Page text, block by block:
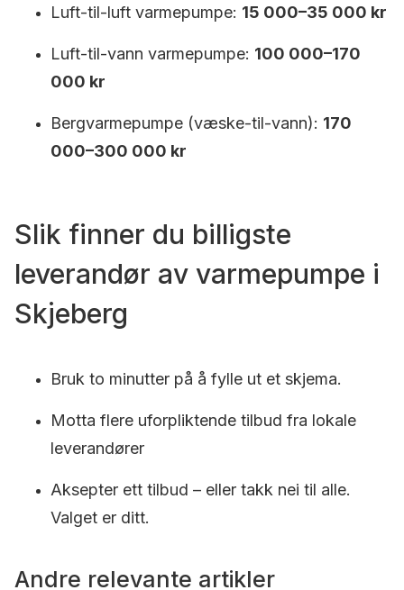
Luft-til-luft varmepumpe: 15 000–35 000 kr
Luft-til-vann varmepumpe: 100 000–170
000 kr
Bergvarmepumpe (væske-til-vann): 170
000–300 000 kr
Slik finner du billigste
leverandør av varmepumpe i
Skjeberg
Bruk to minutter på å fylle ut et skjema.
Motta flere uforpliktende tilbud fra lokale
leverandører
Aksepter ett tilbud – eller takk nei til alle.
Valget er ditt.
Andre relevante artikler